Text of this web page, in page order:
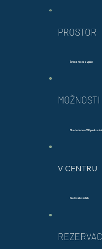
PROSTOR
Široká místa a vjezd
MOŽNOSTI
Dlouhodobé a VIP parkování
V CENTRU
Na dosah služeb